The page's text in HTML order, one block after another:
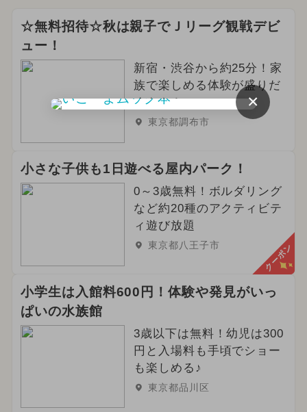
☆無料招待☆秋は親子でＪリーグ観戦デビ
ュー！
新宿・渋谷から約25分！家
族で楽しめる体験が盛りだ
くさん！
東京都調布市
小さな子供も1日遊べる屋内パーク！
0～3歳無料！ボルダリング
など約20種のアクティビテ
ィ遊び放題
東京都八王子市 クーポン
小学生は入館料600円！体験や発見がいっ
ぱいの水族館
3歳以下は無料！幼児は300
円と入場料も手頃でショー
も楽しめる♪
東京都品川区
×